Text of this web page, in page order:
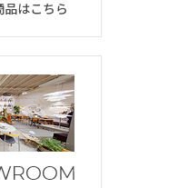
はこちら